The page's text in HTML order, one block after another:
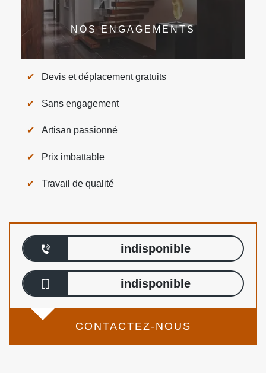
NOS ENGAGEMENTS
Devis et déplacement gratuits
Sans engagement
Artisan passionné
Prix imbattable
Travail de qualité
indisponible
indisponible
CONTACTEZ-NOUS